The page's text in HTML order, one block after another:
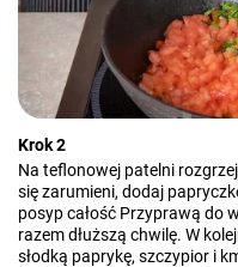
Krok 2
Na teflonowej patelni
się zarumieni, dodaj
posyp całość Przyprawą do
razem dłuższą chwilę. W
słodką paprykę, szczypior i